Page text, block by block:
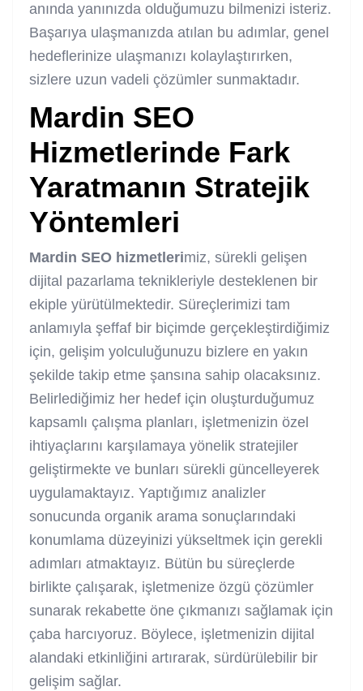
anında yanınızda olduğumuzu bilmenizi isteriz.
Başarıya ulaşmanızda atılan bu adımlar, genel
hedeflerinize ulaşmanızı kolaylaştırırken,
sizlere uzun vadeli çözümler sunmaktadır.
Mardin SEO
Hizmetlerinde Fark
Yaratmanın Stratejik
Yöntemleri
Mardin SEO hizmetlerimiz, sürekli gelişen
dijital pazarlama teknikleriyle desteklenen bir
ekiple yürütülmektedir. Süreçlerimizi tam
anlamıyla şeffaf bir biçimde gerçekleştirdiğimiz
için, gelişim yolculuğunuzu bizlere en yakın
şekilde takip etme şansına sahip olacaksınız.
Belirlediğimiz her hedef için oluşturduğumuz
kapsamlı çalışma planları, işletmenizin özel
ihtiyaçlarını karşılamaya yönelik stratejiler
geliştirmekte ve bunları sürekli güncelleyerek
uygulamaktayız. Yaptığımız analizler
sonucunda organik arama sonuçlarındaki
konumlama düzeyinizi yükseltmek için gerekli
adımları atmaktayız. Bütün bu süreçlerde
birlikte çalışarak, işletmenize özgü çözümler
sunarak rekabette öne çıkmanızı sağlamak için
çaba harcıyoruz. Böylece, işletmenizin dijital
alandaki etkinliğini artırarak, sürdürülebilir bir
gelişim sağlar.